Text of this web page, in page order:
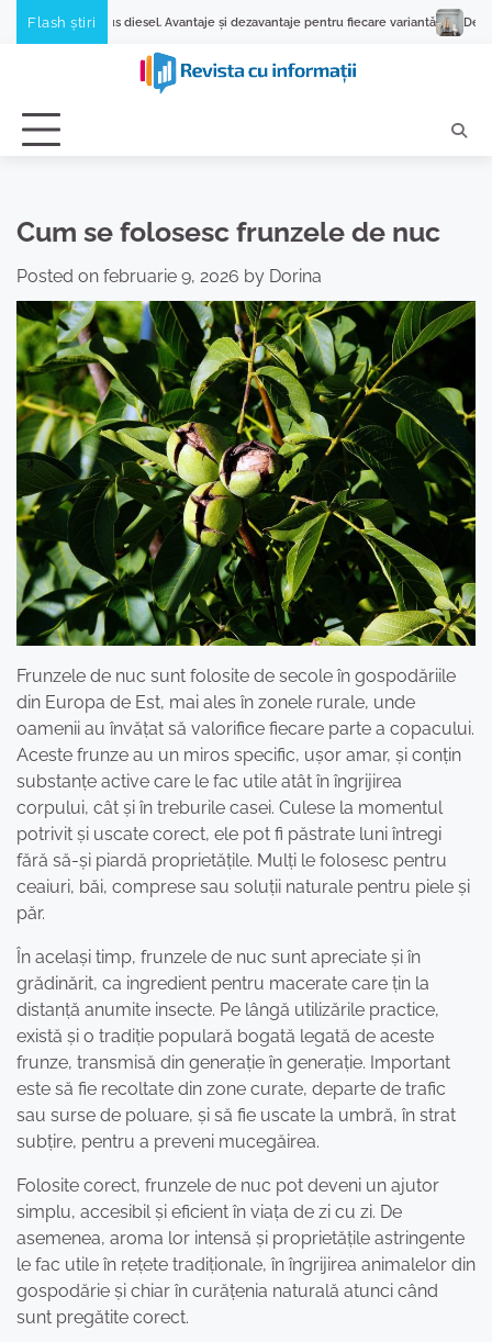
Flash știri
diesel. Avantaje și dezavantaje pentru fiecare variantă De ce se blochează
Cum se folosesc frunzele de nuc
Posted on februarie 9, 2026 by Dorina
Frunzele de nuc sunt folosite de secole în gospodăriile
din Europa de Est, mai ales în zonele rurale, unde
oamenii au învățat să valorifice fiecare parte a copacului.
Aceste frunze au un miros specific, ușor amar, și conțin
substanțe active care le fac utile atât în îngrijirea
corpului, cât și în treburile casei. Culese la momentul
potrivit și uscate corect, ele pot fi păstrate luni întregi
fără să-și piardă proprietățile. Mulți le folosesc pentru
ceaiuri, băi, comprese sau soluții naturale pentru piele și
păr.
În același timp, frunzele de nuc sunt apreciate și în
grădinărit, ca ingredient pentru macerate care țin la
distanță anumite insecte. Pe lângă utilizările practice,
există și o tradiție populară bogată legată de aceste
frunze, transmisă din generație în generație. Important
este să fie recoltate din zone curate, departe de trafic
sau surse de poluare, și să fie uscate la umbră, în strat
subțire, pentru a preveni mucegăirea.
Folosite corect, frunzele de nuc pot deveni un ajutor
simplu, accesibil și eficient în viața de zi cu zi. De
asemenea, aroma lor intensă și proprietățile astringente
le fac utile în rețete tradiționale, în îngrijirea animalelor din
gospodărie și chiar în curățenia naturală atunci când
sunt pregătite corect.